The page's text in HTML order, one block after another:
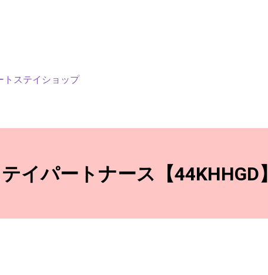
トステイショップ
イパートナース【44KHHGD】